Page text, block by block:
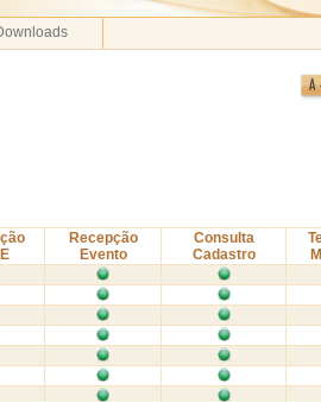
Recepção
Evento
Consulta
Cadastro